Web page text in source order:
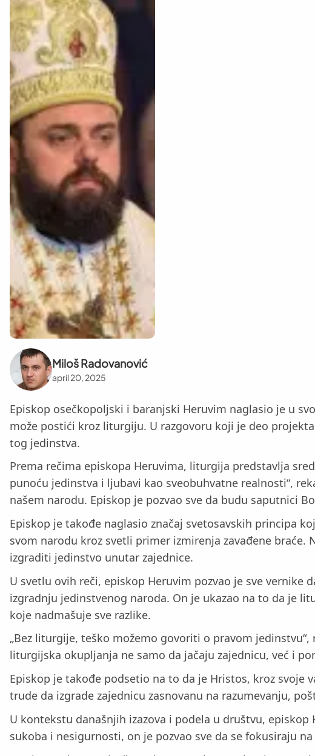
Miloš Radovanović
april 20, 2025
Episkop osečkopoljski i baranjski Heruvim naglasio je u
može postići kroz liturgiju. U razgovoru koji je deo
tog jedinstva.
Prema rečima episkopa Heruvima, liturgija predstavlja
punoću jedinstva i ljubavi kao sveobuhvatne realnosti“,
našem narodu. Episkop je pozvao sve da budu saputnici
Episkop je takođe naglasio značaj svetosavskih principa
svom narodu kroz svetli primer izmirenja zavađene
izgraditi jedinstvo unutar zajednice.
U svetlu ovih reči, episkop Heruvim pozvao je sve
izgradnju jedinstvenog naroda. On je ukazao na to da je
koje nadmašuje sve razlike.
„Bez liturgije, teško možemo govoriti o pravom
liturgijska okupljanja ne samo da jačaju zajednicu, već i
Episkop je takođe podsetio na to da je Hristos, kroz svoje
trude da izgrade zajednicu zasnovanu na razumevanju,
U kontekstu današnjih izazova i podela u društvu,
sukoba i nesigurnosti, on je pozvao sve da se fokusiraju